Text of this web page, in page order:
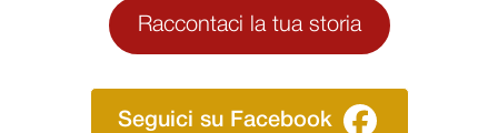
Raccontaci la tua storia
Seguici su Facebook